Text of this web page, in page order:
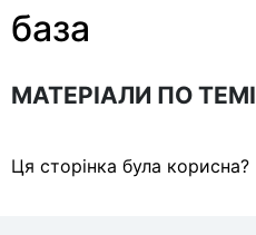
база
МАТЕРІАЛИ ПО ТЕМІ
Ця сторінка була корисна?